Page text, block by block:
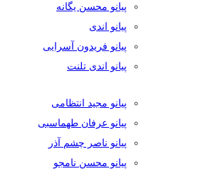
پیانو محسن یگانه
پیانو اندی
پیانو فریدون آسرایی
پیانو اندی تلنت
پیانو مجید انتظامی
پیانو عرفان طهماسبی
پیانو ناصر چشم آذر
پیانو محسن نامجو